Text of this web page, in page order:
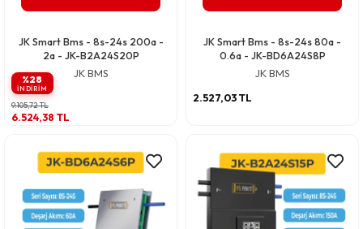
JK Smart Bms - 8s-24s 200a -
2a - JK-B2A24S20P
JK BMS
%28
INDIRIM
9.105,72 TL
6.524,38 TL
JK Smart Bms - 8s-24s 80a -
0.6a - JK-BD6A24S8P
JK BMS
2.527,03 TL